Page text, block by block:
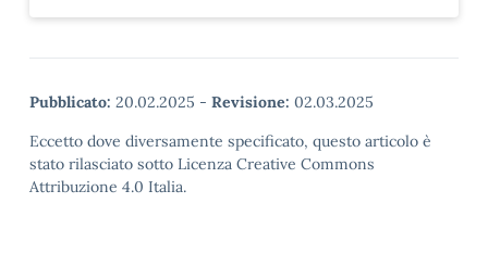
Pubblicato: 20.02.2025 - Revisione: 02.03.2025
Eccetto dove diversamente specificato, questo articolo è
stato rilasciato sotto Licenza Creative Commons
Attribuzione 4.0 Italia.